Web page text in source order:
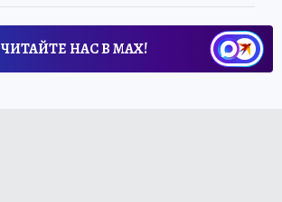
ЧИТАЙТЕ НАС В МАХ!